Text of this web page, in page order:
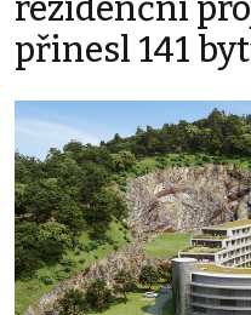
rezidenční
přinesl 141